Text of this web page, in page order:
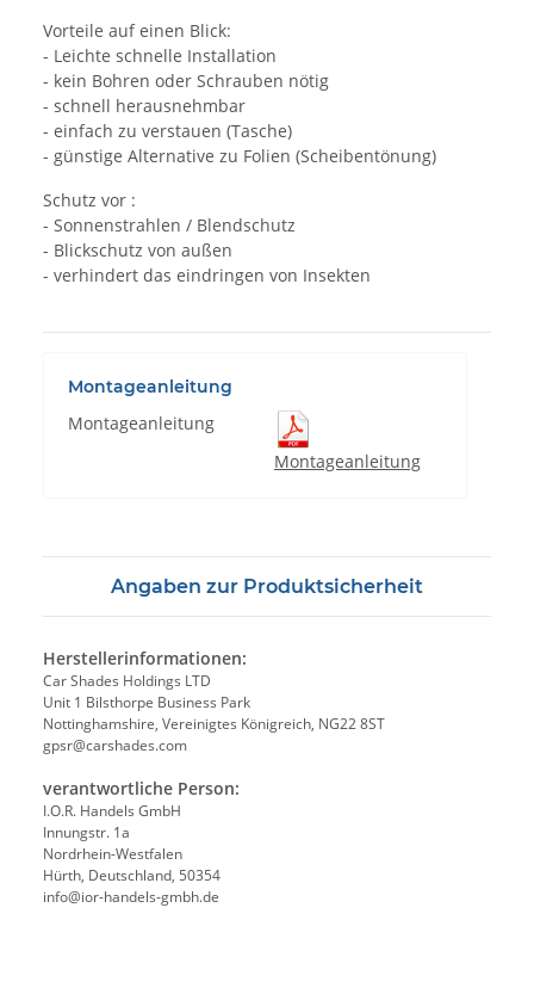
Vorteile auf einen Blick:
- Leichte schnelle Installation
- kein Bohren oder Schrauben nötig
- schnell herausnehmbar
- einfach zu verstauen (Tasche)
- günstige Alternative zu Folien (Scheibentönung)
Schutz vor :
- Sonnenstrahlen / Blendschutz
- Blickschutz von außen
- verhindert das eindringen von Insekten
Montageanleitung
Montageanleitung
Montageanleitung
Angaben zur Produktsicherheit
Herstellerinformationen:
Car Shades Holdings LTD
Unit 1 Bilsthorpe Business Park
Nottinghamshire, Vereinigtes Königreich, NG22 8ST
gpsr@carshades.com
verantwortliche Person:
I.O.R. Handels GmbH
Innungstr. 1a
Nordrhein-Westfalen
Hürth, Deutschland, 50354
info@ior-handels-gmbh.de